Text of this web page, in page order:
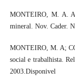
MONTEIRO, M. A. A
mineral. Nov. Cader.
MONTEIRO, M. A;
social e trabalhista.